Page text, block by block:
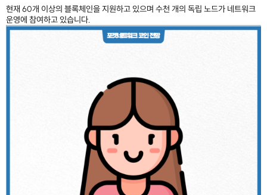
현재 60개 이상의 블록체인을 지원하고 있으며 수천 개의 독립 노드가 네트워크
운영에 참여하고 있습니다.